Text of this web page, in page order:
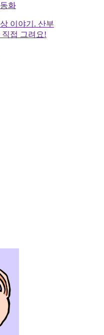
화
이야기. 산부
접 그려요!